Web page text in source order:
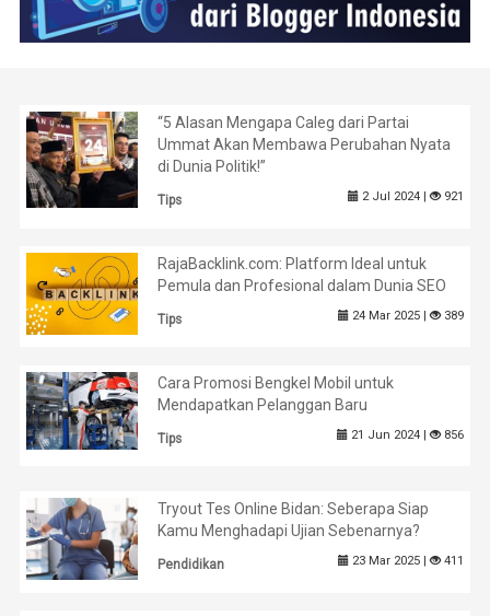
“5 Alasan Mengapa Caleg dari Partai
Ummat Akan Membawa Perubahan Nyata
di Dunia Politik!”
Tips 2 Jul 2024 | 921
RajaBacklink.com: Platform Ideal untuk
Pemula dan Profesional dalam Dunia SEO
Tips 24 Mar 2025 | 389
Cara Promosi Bengkel Mobil untuk
Mendapatkan Pelanggan Baru
Tips 21 Jun 2024 | 856
Tryout Tes Online Bidan: Seberapa Siap
Kamu Menghadapi Ujian Sebenarnya?
Pendidikan 23 Mar 2025 | 411